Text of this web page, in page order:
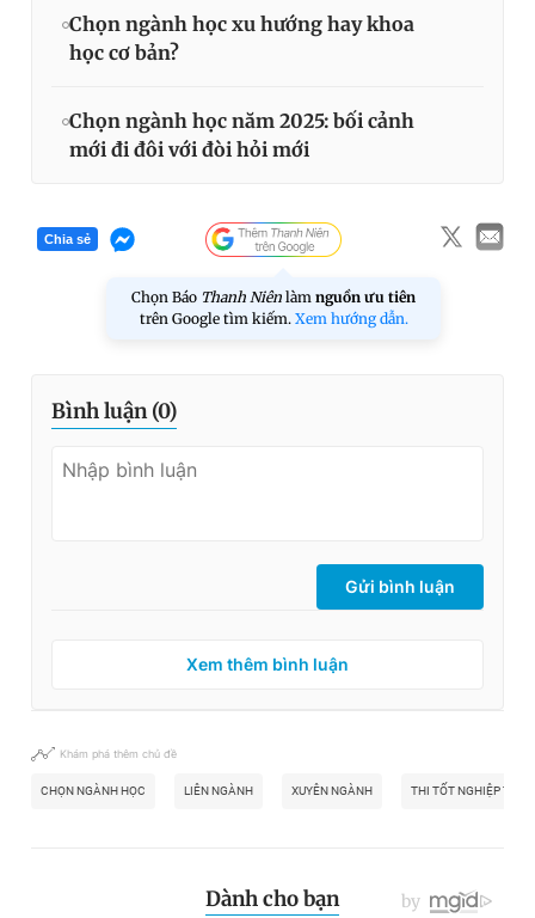
Chọn ngành học xu hướng hay khoa
học cơ bản?
Chọn ngành học năm 2025: bối cảnh
mới đi đôi với đòi hỏi mới
Chia sẻ
Chọn Báo Thanh Niên làm nguồn ưu tiên
trên Google tìm kiếm. Xem hướng dẫn.
Bình luận (0)
Gửi bình luận
Xem thêm bình luận
Khám phá thêm chủ đề
CHỌN NGÀNH HỌC LIÊN NGÀNH XUYÊN NGÀNH THI TỐT NGHIỆP THPT